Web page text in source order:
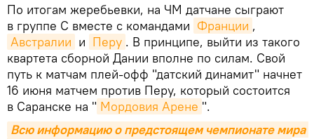
По итогам жеребьевки, на ЧМ датчане сыграют
в группе С вместе с командами Франции ,
Австралии и Перу . В принципе, выйти из такого
квартета сборной Дании вполне по силам. Свой
путь к матчам плей-офф "датский динамит" начнет
16 июня матчем против Перу, который состоится
в Саранске на " Мордовия Арене ".
Всю информацию о предстоящем чемпионате мира